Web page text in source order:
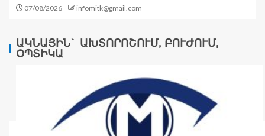
07/08/2026 infomitk@gmail.com
ԱԿՆԱՅԻՆ` ԱԽՏՈՐՈՇՈՒՄ, ԲՈՒԺՈՒՄ,
ՕՊՏԻԿԱ